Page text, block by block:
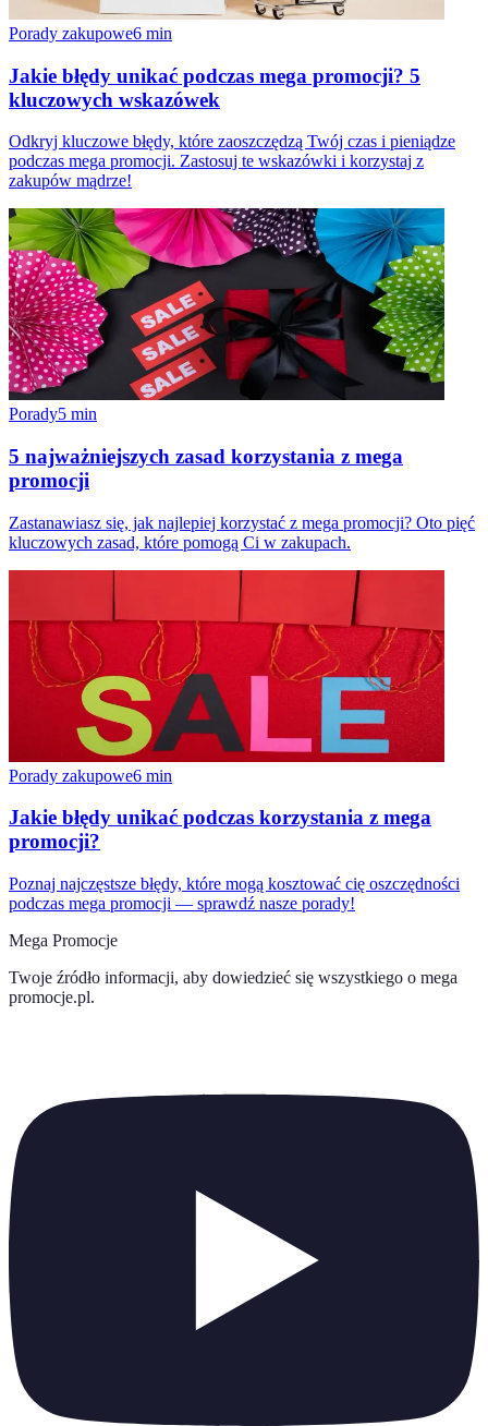
Porady zakupowe6 min
Jakie błędy unikać podczas mega promocji? 5
kluczowych wskazówek
Odkryj kluczowe błędy, które zaoszczędzą Twój czas i pieniądze
podczas mega promocji. Zastosuj te wskazówki i korzystaj z
zakupów mądrze!
Porady5 min
5 najważniejszych zasad korzystania z mega
promocji
Zastanawiasz się, jak najlepiej korzystać z mega promocji? Oto pięć
kluczowych zasad, które pomogą Ci w zakupach.
Porady zakupowe6 min
Jakie błędy unikać podczas korzystania z mega
promocji?
Poznaj najczęstsze błędy, które mogą kosztować cię oszczędności
podczas mega promocji — sprawdź nasze porady!
Mega Promocje
Twoje źródło informacji, aby dowiedzieć się wszystkiego o mega
promocje.pl.